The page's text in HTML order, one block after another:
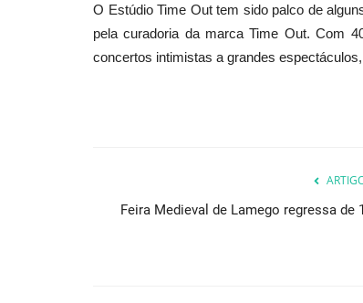
O Estúdio Time Out tem sido palco de
pela curadoria da marca Time Out. Com
concertos intimistas a grandes
Feira Medieval de Lamego regressa de
Cultura